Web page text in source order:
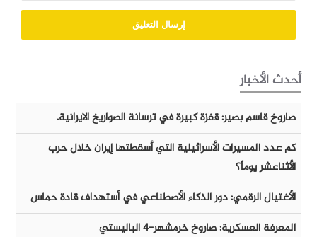
أحدث الأخبار
صاروخ قاسم بصير: قفزة كبيرة في ترسانة الصواريخ الايرانية.
كم عدد المسيرات الأسرائيلية التي أسقطتها إيران خلال حرب
الأثناعشر يوماً؟
الأغتيال الرقمي: دور الذكاء الأصطناعي في أستهداف قادة حماس
المعرفة العسكرية: صاروخ خرمشهر-٤ الباليستي